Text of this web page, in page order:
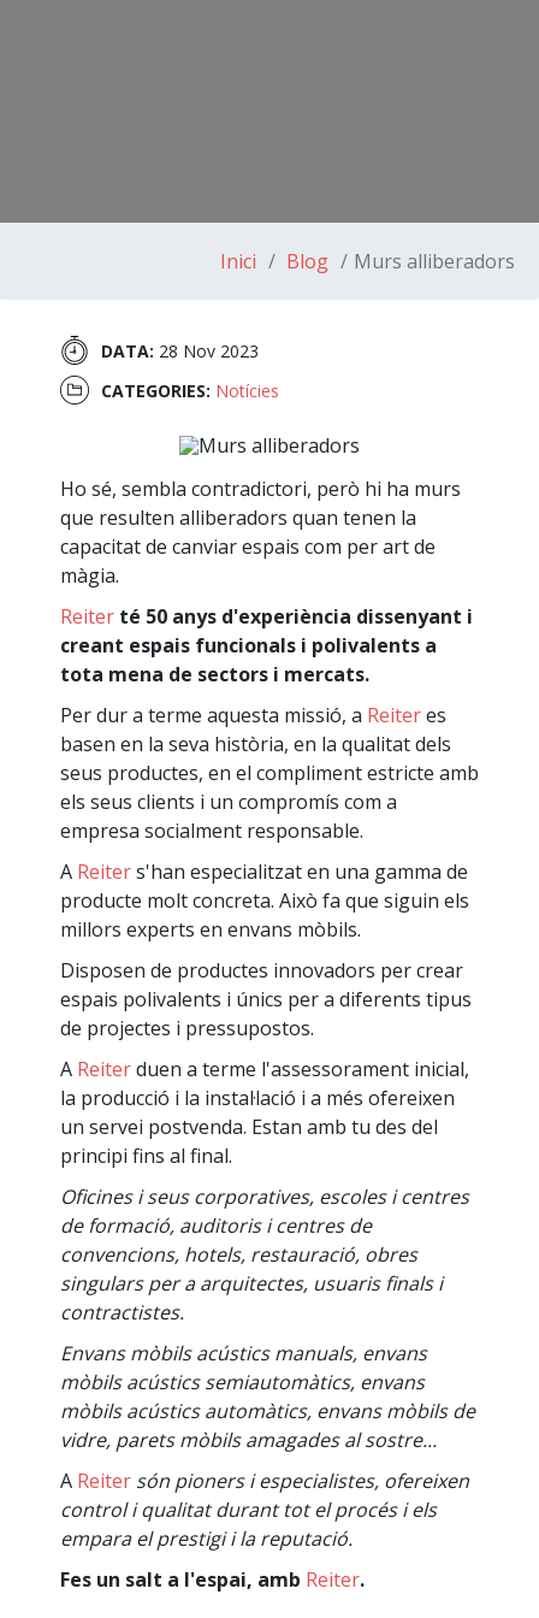
Inici Blog Murs alliberadors
DATA: 28 Nov 2023
CATEGORIES: Notícies
Ho sé, sembla contradictori, però hi ha murs
que resulten alliberadors quan tenen la
capacitat de canviar espais com per art de
màgia.
Reiter té 50 anys d'experiència dissenyant i
creant espais funcionals i polivalents a
tota mena de sectors i mercats.
Per dur a terme aquesta missió, a Reiteres
basen en la seva història, en la qualitat dels
seus productes, en el compliment estricte amb
els seus clients i un compromís com a
empresa socialment responsable.
A Reiters'han especialitzat en una gamma de
producte molt concreta. Això fa que siguin els
millors experts en envans mòbils.
Disposen de productes innovadors per crear
espais polivalents i únics per a diferents tipus
de projectes i pressupostos.
A Reiterduen a terme l'assessorament inicial,
la producció i la instal·lació i a més ofereixen
un servei postvenda. Estan amb tu des del
principi fins al final.
Oficines i seus corporatives, escoles i centres
de formació, auditoris i centres de
convencions, hotels, restauració, obres
singulars per a arquitectes, usuaris finals i
contractistes.
Envans mòbils acústics manuals, envans
mòbils acústics semiautomàtics, envans
mòbils acústics automàtics, envans mòbils de
vidre, parets mòbils amagades al sostre...
A Reiter són pioners i especialistes, ofereixen
control i qualitat durant tot el procés i els
empara el prestigi i la reputació.
Fes un salt a l'espai, amb Reiter.